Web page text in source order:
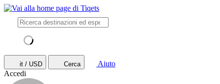
it / USD Cerca
Aiuto
Accedi